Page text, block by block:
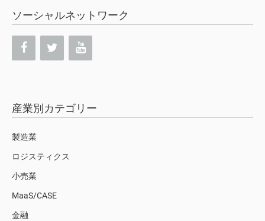
ソーシャルネットワーク
産業別カテゴリー
製造業
ロジスティクス
小売業
MaaS/CASE
金融